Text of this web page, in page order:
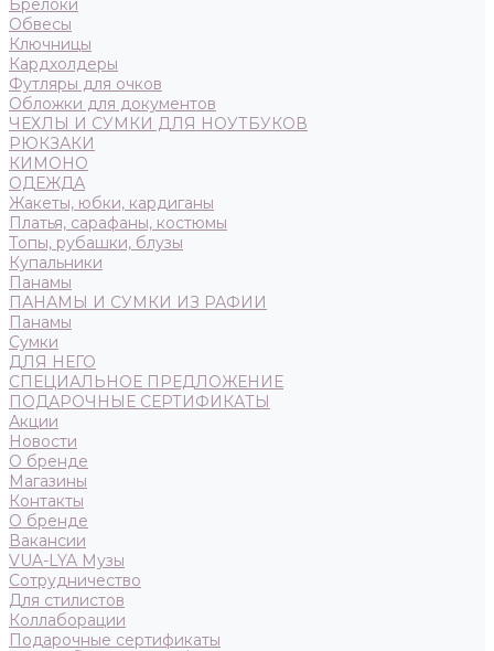
Брелоки
Обвесы
Ключницы
Кардхолдеры
Футляры для очков
Обложки для документов
ЧЕХЛЫ И СУМКИ ДЛЯ НОУТБУКОВ
РЮКЗАКИ
КИМОНО
ОДЕЖДА
Жакеты, юбки, кардиганы
Платья, сарафаны, костюмы
Топы, рубашки, блузы
Купальники
Панамы
ПАНАМЫ И СУМКИ ИЗ РАФИИ
Панамы
Сумки
ДЛЯ НЕГО
СПЕЦИАЛЬНОЕ ПРЕДЛОЖЕНИЕ
ПОДАРОЧНЫЕ СЕРТИФИКАТЫ
Акции
Новости
О бренде
Магазины
Контакты
О бренде
Вакансии
VUA-LYA Музы
Сотрудничество
Для стилистов
Коллаборации
Подарочные сертификаты